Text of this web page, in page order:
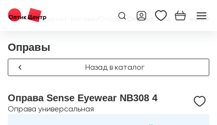
Главная/Интернет-магазин Оправы/Оправа Sense Eyewear
Оправы
Назад в каталог
Оправа Sense Eyewear NB308 4
Оправа универсальная